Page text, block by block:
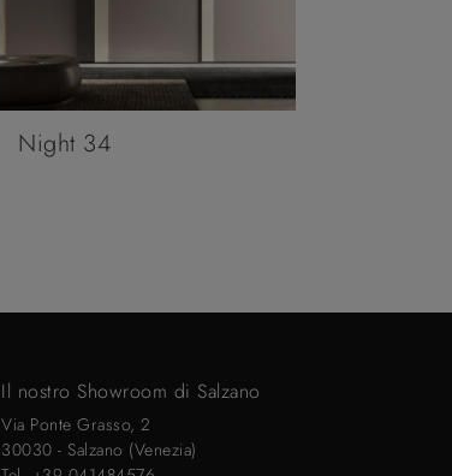
Night 34
Il nostro Showroom di Salzano
Via Ponte Grasso, 2
30030 - Salzano (Venezia)